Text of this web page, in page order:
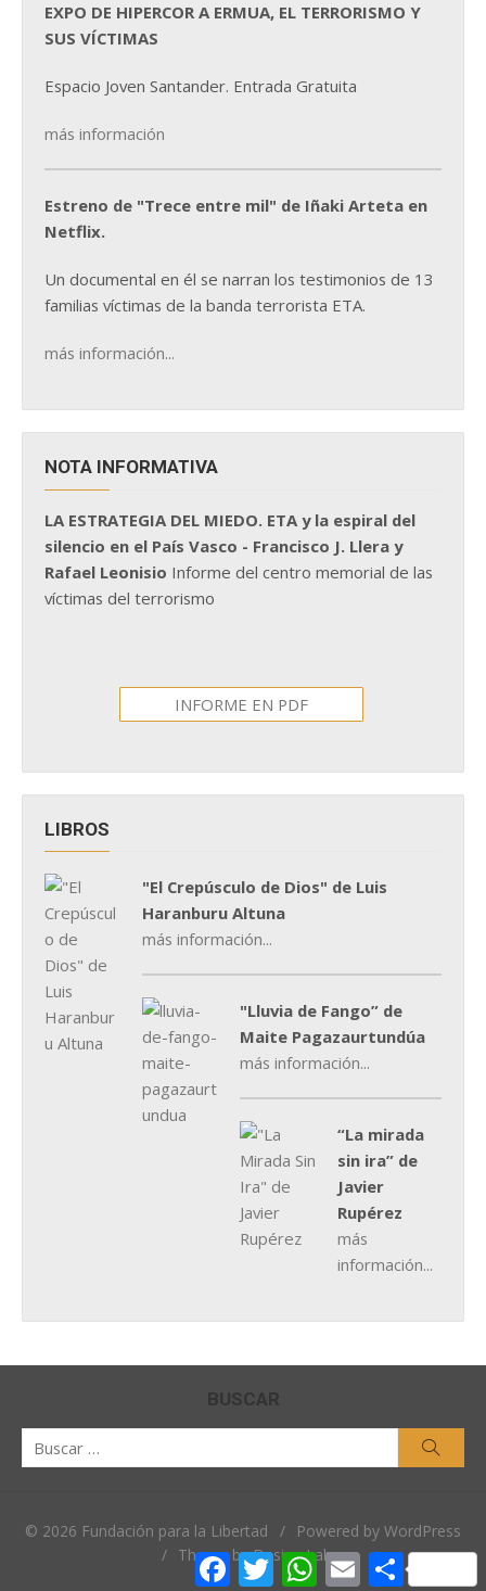
EXPO DE HIPERCOR A ERMUA, EL TERRORISMO Y
SUS VÍCTIMAS
Espacio Joven Santander. Entrada Gratuita
más información
Estreno de "Trece entre mil" de Iñaki Arteta en
Netflix.
Un documental en él se narran los testimonios de 13
familias víctimas de la banda terrorista ETA.
más información...
NOTA INFORMATIVA
LA ESTRATEGIA DEL MIEDO. ETA y la espiral del
silencio en el País Vasco - Francisco J. Llera y
Rafael Leonisio Informe del centro memorial de las
víctimas del terrorismo
INFORME EN PDF
LIBROS
"El Crepúsculo de Dios" de Luis
Haranburu Altuna
más información...
"Lluvia de Fango” de
Maite Pagazaurtundúa
más información...
“La mirada
sin ira” de
Javier
Rupérez
más
información...
BUSCAR
© 2026 Fundación para la Libertad /
Powered by WordPress
/ Theme by Design Lab
Facebook
TwitterWhatsApp
EmailCompartir